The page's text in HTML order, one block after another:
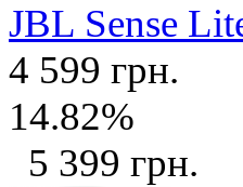
JBL Sense
4 599 грн.
14.82%
5 399 грн.